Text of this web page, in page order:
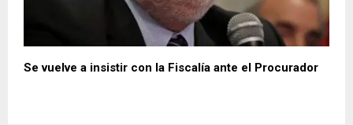
Se vuelve a insistir con la Fiscalía ante el Procurador